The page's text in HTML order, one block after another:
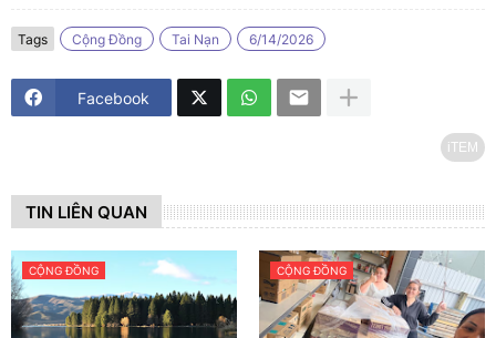
Tags Cộng Đồng Tai Nạn 6/14/2026
Facebook
iTEM
TIN LIÊN QUAN
CỘNG ĐỒNG CỘNG ĐỒNG